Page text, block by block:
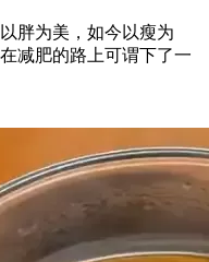
胖为美，如今以瘦为
减肥的路上可谓下了一